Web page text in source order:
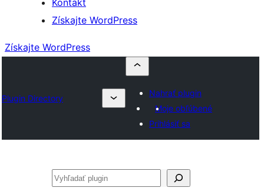
Kontakt
Získajte WordPress
Získajte WordPress
Plugin Directory
Nahrať plugin
Moje obľúbené
Prihlásiť sa
Hľadať